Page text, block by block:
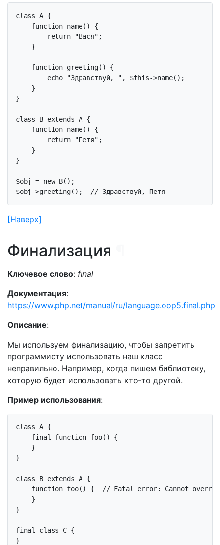
class A {
function name()
{
return
"Вася" ;
    }
function greeting()
{
echo
"Здравствуй, " , $this->name();
    }
}
class B extends A {
function name()
{
return
"Петя" ;
    }
}
$obj = new B();
$obj->greeting();
// Здравствуй, Петя
[Наверх]
Финализация
Ключевое слово: final
Документация:
https://www.php.net/manual/ru/language.oop5.final.php
Описание:
Мы используем финализацию, чтобы запретить
программисту использовать наш класс
неправильно. Например, когда пишем библиотеку,
которую будет использовать кто-то другой.
Пример использования:
class A {
final
function foo()
{
    }
}
class B extends A {
function foo() {
// Fatal error: Cannot
    }
}
final class C {
}